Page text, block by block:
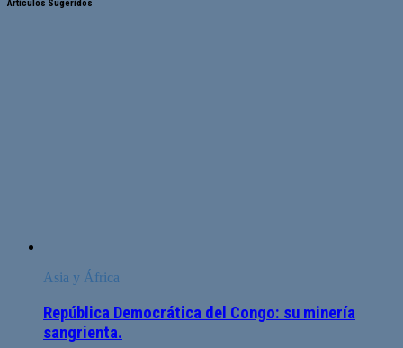
Artículos Sugeridos
Asia y África
República Democrática del Congo: su minería
sangrienta.